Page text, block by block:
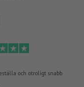
och otroligt snabb